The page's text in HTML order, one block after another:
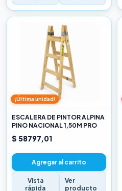
¡Última unidad!
ESCALERA DE PINTOR ALPINA
PINO NACIONAL 1,50M PRO
$ 58797,01
Agregar al carrito
Vista
rápida
Ver
producto